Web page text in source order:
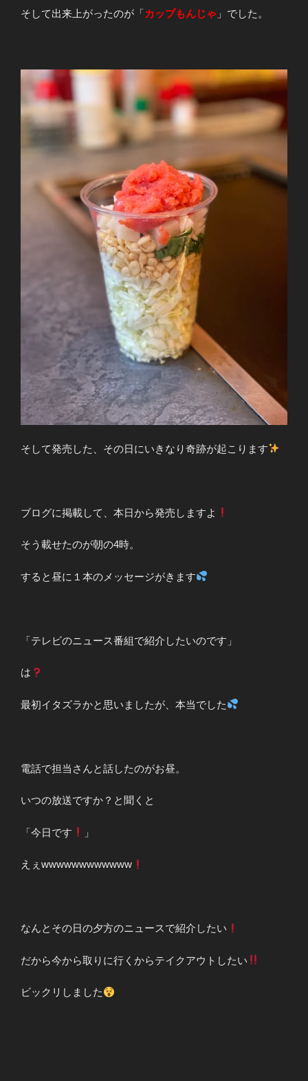
そして出来上がったのが「カップもんじゃ 」でした。
そして発売した、その日にいきなり奇跡が起こります
ブログに掲載して、本日から発売しますよ
そう載せたのが朝の4時。
すると昼に１本のメッセージがきます
「テレビのニュース番組で紹介したいのです」
は
最初イタズラかと思いましたが、本当でした
電話で担当さんと話したのがお昼。
いつの放送ですか？と聞くと
「今日です 」
えぇwwwwwwwwwwww
なんとその日の夕方のニュースで紹介したい
だから今から取りに行くからテイクアウトしたい
ビックリしました